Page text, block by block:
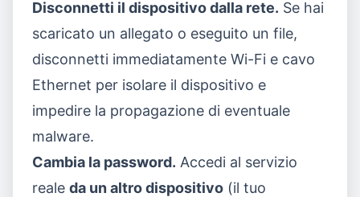
Disconnetti il dispositivo dalla rete. Se hai
scaricato un allegato o eseguito un file,
disconnetti immediatamente Wi-Fi e cavo
Ethernet per isolare il dispositivo e
impedire la propagazione di eventuale
malware.
Cambia la password. Accedi al servizio
reale da un altro dispositivo (il tuo